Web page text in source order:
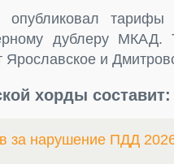
опубликовал тарифы
дублеру МКАД.
Ярославское и
хорды составит:
за нарушение ПДД